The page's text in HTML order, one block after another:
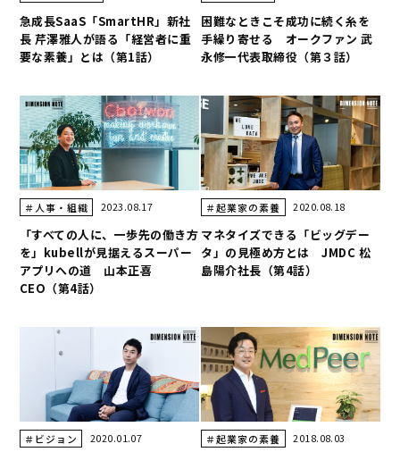
急成長SaaS「SmartHR」新社
長 芹澤雅人が語る「経営者に重
要な素養」とは（第1話）
困難なときこそ成功に続く糸を
手繰り寄せる オークファン 武
永修一代表取締役（第３話）
＃人事・組織 2023.08.17
​​「すべての人に、一歩先の働き方
を」kubellが見据えるスーパー
アプリへの道 山本正喜
CEO（第4話）​
＃起業家の素養 2020.08.18
マネタイズできる「ビッグデー
タ」の見極め方とは JMDC 松
島陽介社長（第4話）
＃ビジョン 2020.01.07 ＃起業家の素養 2018.08.03